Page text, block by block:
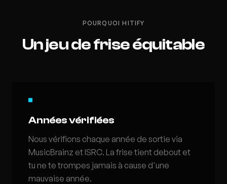
POURQUOI HITIFY
Un jeu de frise équitable
Années vérifiées
Nous vérifions chaque année de sortie via
MusicBrainz et ISRC. La frise tient debout et
tu ne te trompes jamais à cause d'une
mauvaise année.